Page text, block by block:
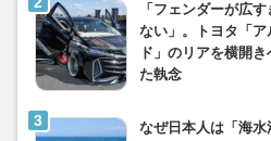
「フェンダーが広
ない」。トヨタ「ア
ド」のリアを横開
た執念
なぜ日本人は「海水